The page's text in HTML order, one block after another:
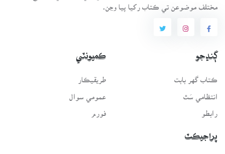
مختلف موضوعن تي ڪتاب رکيا پيا وڃن.
ڳنڍجو
ڪتاب گهر بابت
انتظامي سَٿ
رابطو
ڪميونٽي
طريقيڪار
عمومي سوال
فورم
پراجيڪٽ